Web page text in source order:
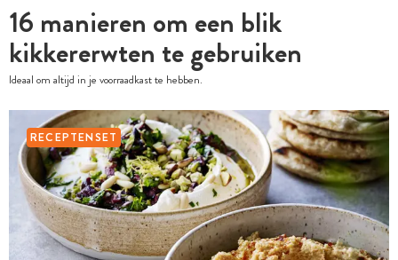
16 manieren om een blik
kikkererwten te gebruiken
Ideaal om altijd in je voorraadkast te hebben.
RECEPTENSET